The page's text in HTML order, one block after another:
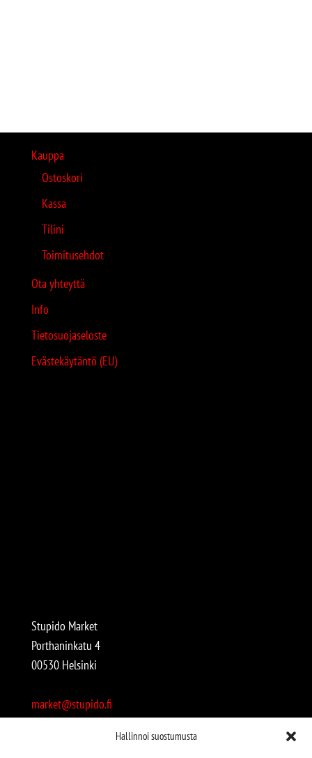
Hallinnoi suostumusta
Kauppa
Ostoskori
Kassa
Tilini
Toimitusehdot
Ota yhteyttä
Info
Tietosuojaseloste
Evästekäytäntö (EU)
Stupido Market
Porthaninkatu 4
00530 Helsinki
market@stupido.fi